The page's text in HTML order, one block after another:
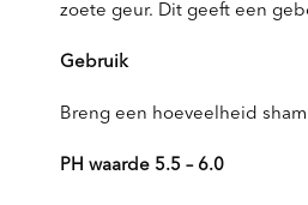
zoete geur. Dit geeft een
Gebruik
Breng een hoeveelheid
PH waarde 5.5 – 6.0